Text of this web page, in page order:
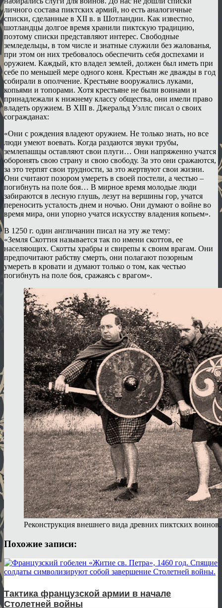
личного состава пиктских армий, но есть аналогичные
списки, сделанные в XII в. в Шотландии. Как известно,
шотландцы долгое время хранили пиктскую традицию,
поэтому списки представляют интерес. Свободные
земледельцы, в том числе и знатные служили без жалованья,
при этом он них требовалось обеспечить себя доспехами и
оружием. Каждый, кто владел землей, должен был иметь при
себе по меньшей мере одного коня. Крестьян же дважды в год
собирали в ополчение. Крестьяне вооружались луками,
копьями и топорами. Хотя крестьяне не были воинами и
принадлежали к нижнему классу общества, они имели право
владеть оружием. В XIII в. Джеральд Уэллс писал о своих
согражданах:
«Они с рождения владеют оружием. Не только знать, но все
люди умеют воевать. Когда раздаются звуки трубы,
землепашцы оставляют свои плуги… Они напряженно учатся
оборонять свою страну и свою свободу. За это они сражаются,
за это терпят свои трудности, за это жертвуют свои жизни.
Они считают позором умереть в своей постели, а честью –
погибнуть на поле боя… В мирное время молодые люди
забираются в лесную глушь, лезут на вершины гор, учатся
переносить усталость днем и ночью. Они думают о войне во
время мира, они упорно учатся искусству владения копьем».
В 1250 г. один англичанин писал на эту же тему:
«Земля Скоттия называется так по имени скоттов, ее
населяющих. Скотты храбры и свирепы к своим врагам. Они
предпочитают рабству смерть, они полагают позорным
умереть в кровати и думают только о том, как честью
погибнуть на поле боя, сражаясь с врагом».
Реконструкция внешнего вида древних пиктских воинов.
Похожие записи:
Тактика французской армии в начале
Столетней войны